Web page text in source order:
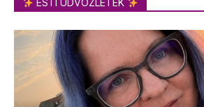
ESTI ÜDVÖZLETEK